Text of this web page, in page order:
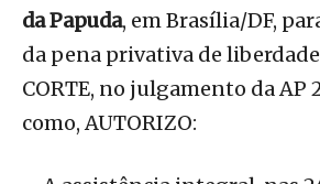
da Papuda, em Brasília/DF,
da pena privativa de
CORTE, no julgamento da AP
como, AUTORIZO: